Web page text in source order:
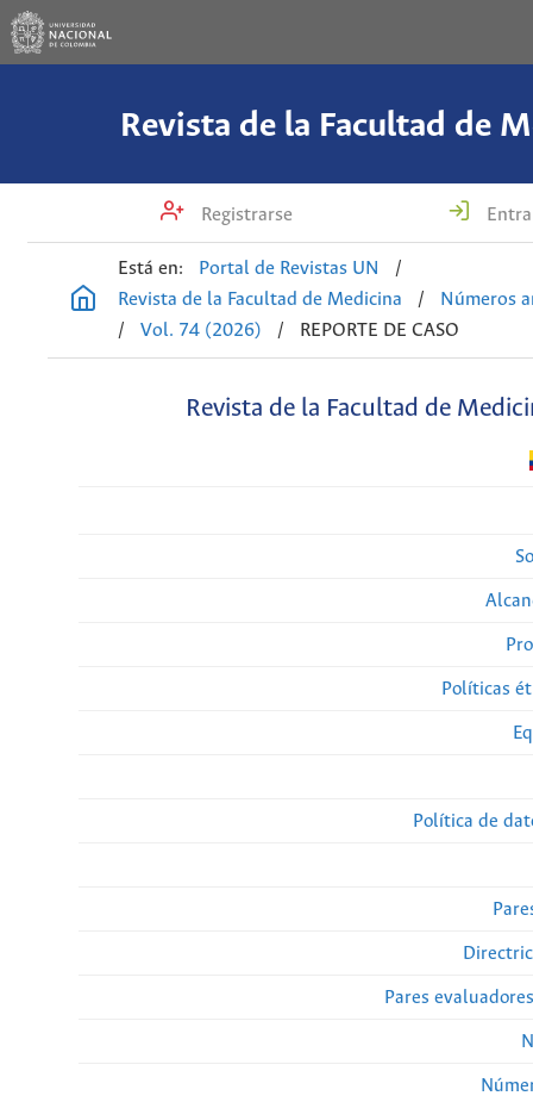
Revista de la Facultad de
Registrarse
Está en: Portal de Revistas UN
/
Revista de la Facultad de Medicina
/
Números
/
Vol. 74 (2026) / REPORTE DE CASO
Revista de la Facultad de
Políticas
Política de
Pares